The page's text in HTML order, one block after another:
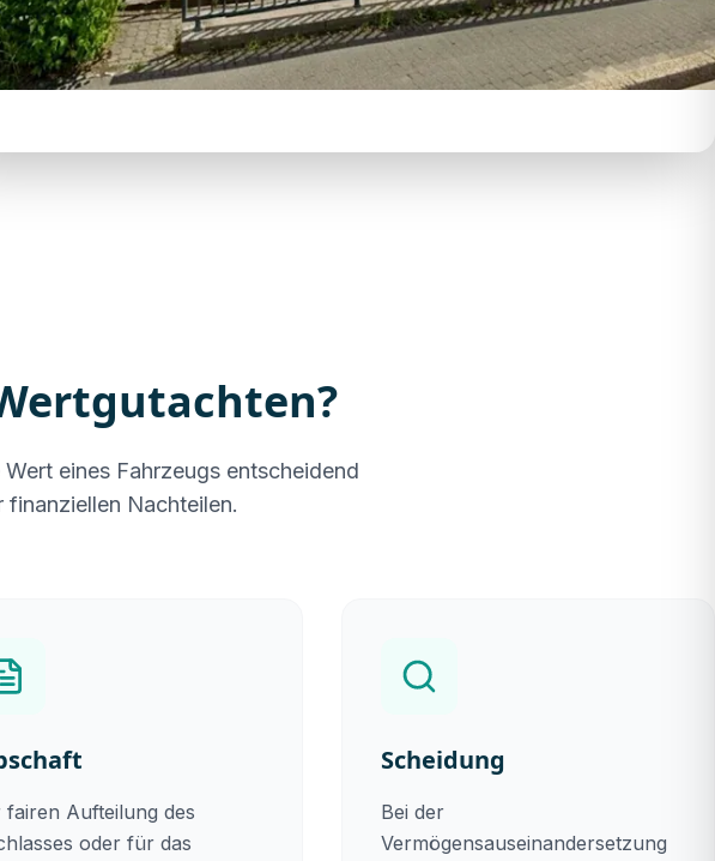
eines Fahrzeugs entscheidend
finanziellen Nachteilen.
fairen Aufteilung des
oder für das
Scheidung
Bei der
Vermögensauseinandersetzung